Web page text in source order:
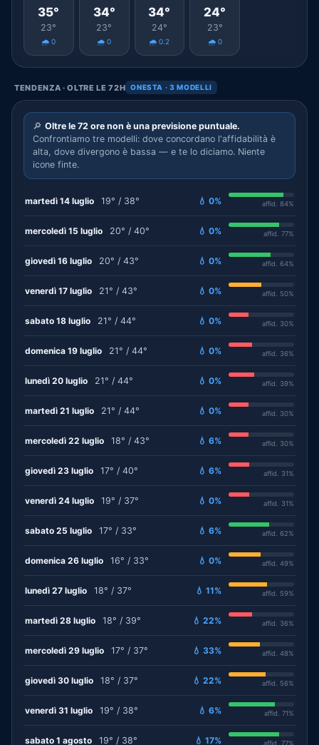
35°
23°
🌧️ 0
34°
23°
🌧️ 0
34°
24°
🌧️ 0.2
24°
23°
🌧️ 0
TENDENZA · OLTRE LE 72H ONESTA · 3 MODELLI
🔎 Oltre le 72 ore non è una previsione puntuale.
Confrontiamo tre modelli: dove concordano l'affidabilità è
alta, dove divergono è bassa — e te lo diciamo. Niente
icone finte.
martedì 14 luglio 19° / 38° 💧 0% affid. 84%
mercoledì 15 luglio 20° / 40° 💧 0% affid. 77%
giovedì 16 luglio 20° / 43° 💧 0% affid. 64%
venerdì 17 luglio 21° / 43° 💧 0% affid. 50%
sabato 18 luglio 21° / 44° 💧 0% affid. 30%
domenica 19 luglio 21° / 44° 💧 0% affid. 36%
lunedì 20 luglio 21° / 44° 💧 0% affid. 39%
martedì 21 luglio 21° / 44° 💧 0% affid. 30%
mercoledì 22 luglio 18° / 43° 💧 6% affid. 30%
giovedì 23 luglio 17° / 40° 💧 6% affid. 31%
venerdì 24 luglio 19° / 37° 💧 0% affid. 31%
sabato 25 luglio 17° / 33° 💧 6% affid. 62%
domenica 26 luglio 16° / 33° 💧 0% affid. 49%
lunedì 27 luglio 18° / 37° 💧 11% affid. 59%
martedì 28 luglio 18° / 39° 💧 22% affid. 36%
mercoledì 29 luglio 17° / 37° 💧 33% affid. 48%
giovedì 30 luglio 18° / 37° 💧 22% affid. 56%
venerdì 31 luglio 19° / 38° 💧 6% affid. 71%
sabato 1 agosto 19° / 38° 💧 17% affid. 77%